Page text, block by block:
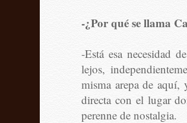
-¿Por qué se llama
-Está esa necesidad
lejos,
misma arepa de aquí,
directa con el lugar
perenne de nostalgia.